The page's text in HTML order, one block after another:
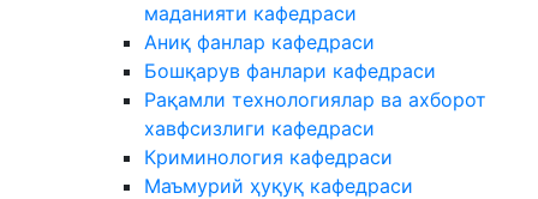
маданияти кафедраси
Аниқ фанлар кафедраси
Бошқарув фанлари кафедраси
Рақамли технологиялар ва ахборот
хавфсизлиги кафедраси
Криминология кафедраси
Маъмурий ҳуқуқ кафедраси